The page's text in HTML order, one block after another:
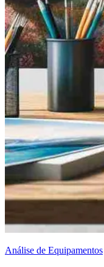
Análise de Equipamentos